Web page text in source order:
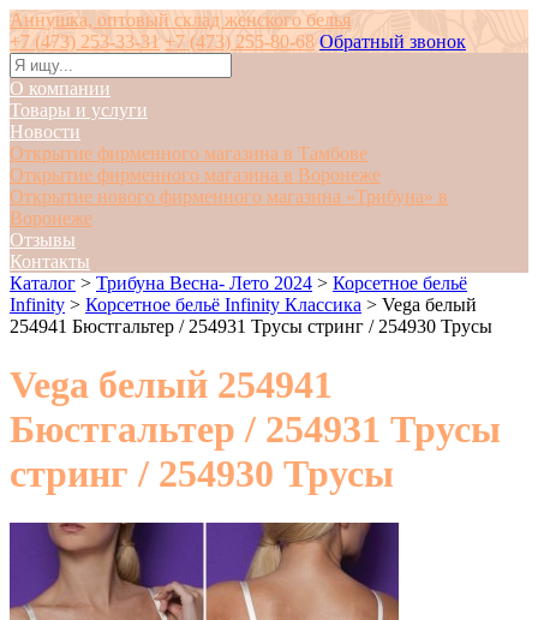
Аннушка, оптовый склад женского белья
+7 (473) 253-33-31 +7 (473) 255-80-68 Обратный звонок
О компании
Товары и услуги
Новости
Открытие фирменного магазина в Тамбове
Открытие фирменного магазина в Воронеже
Открытие нового фирменного магазина «Трибуна» в
Воронеже
Отзывы
Контакты
Каталог > Трибуна Весна- Лето 2024 > Корсетное бельё
Infinity > Корсетное бельё Infinity Классика > Vega белый
254941 Бюстгальтер / 254931 Трусы стринг / 254930 Трусы
Vega белый 254941
Бюстгальтер / 254931 Трусы
стринг / 254930 Трусы